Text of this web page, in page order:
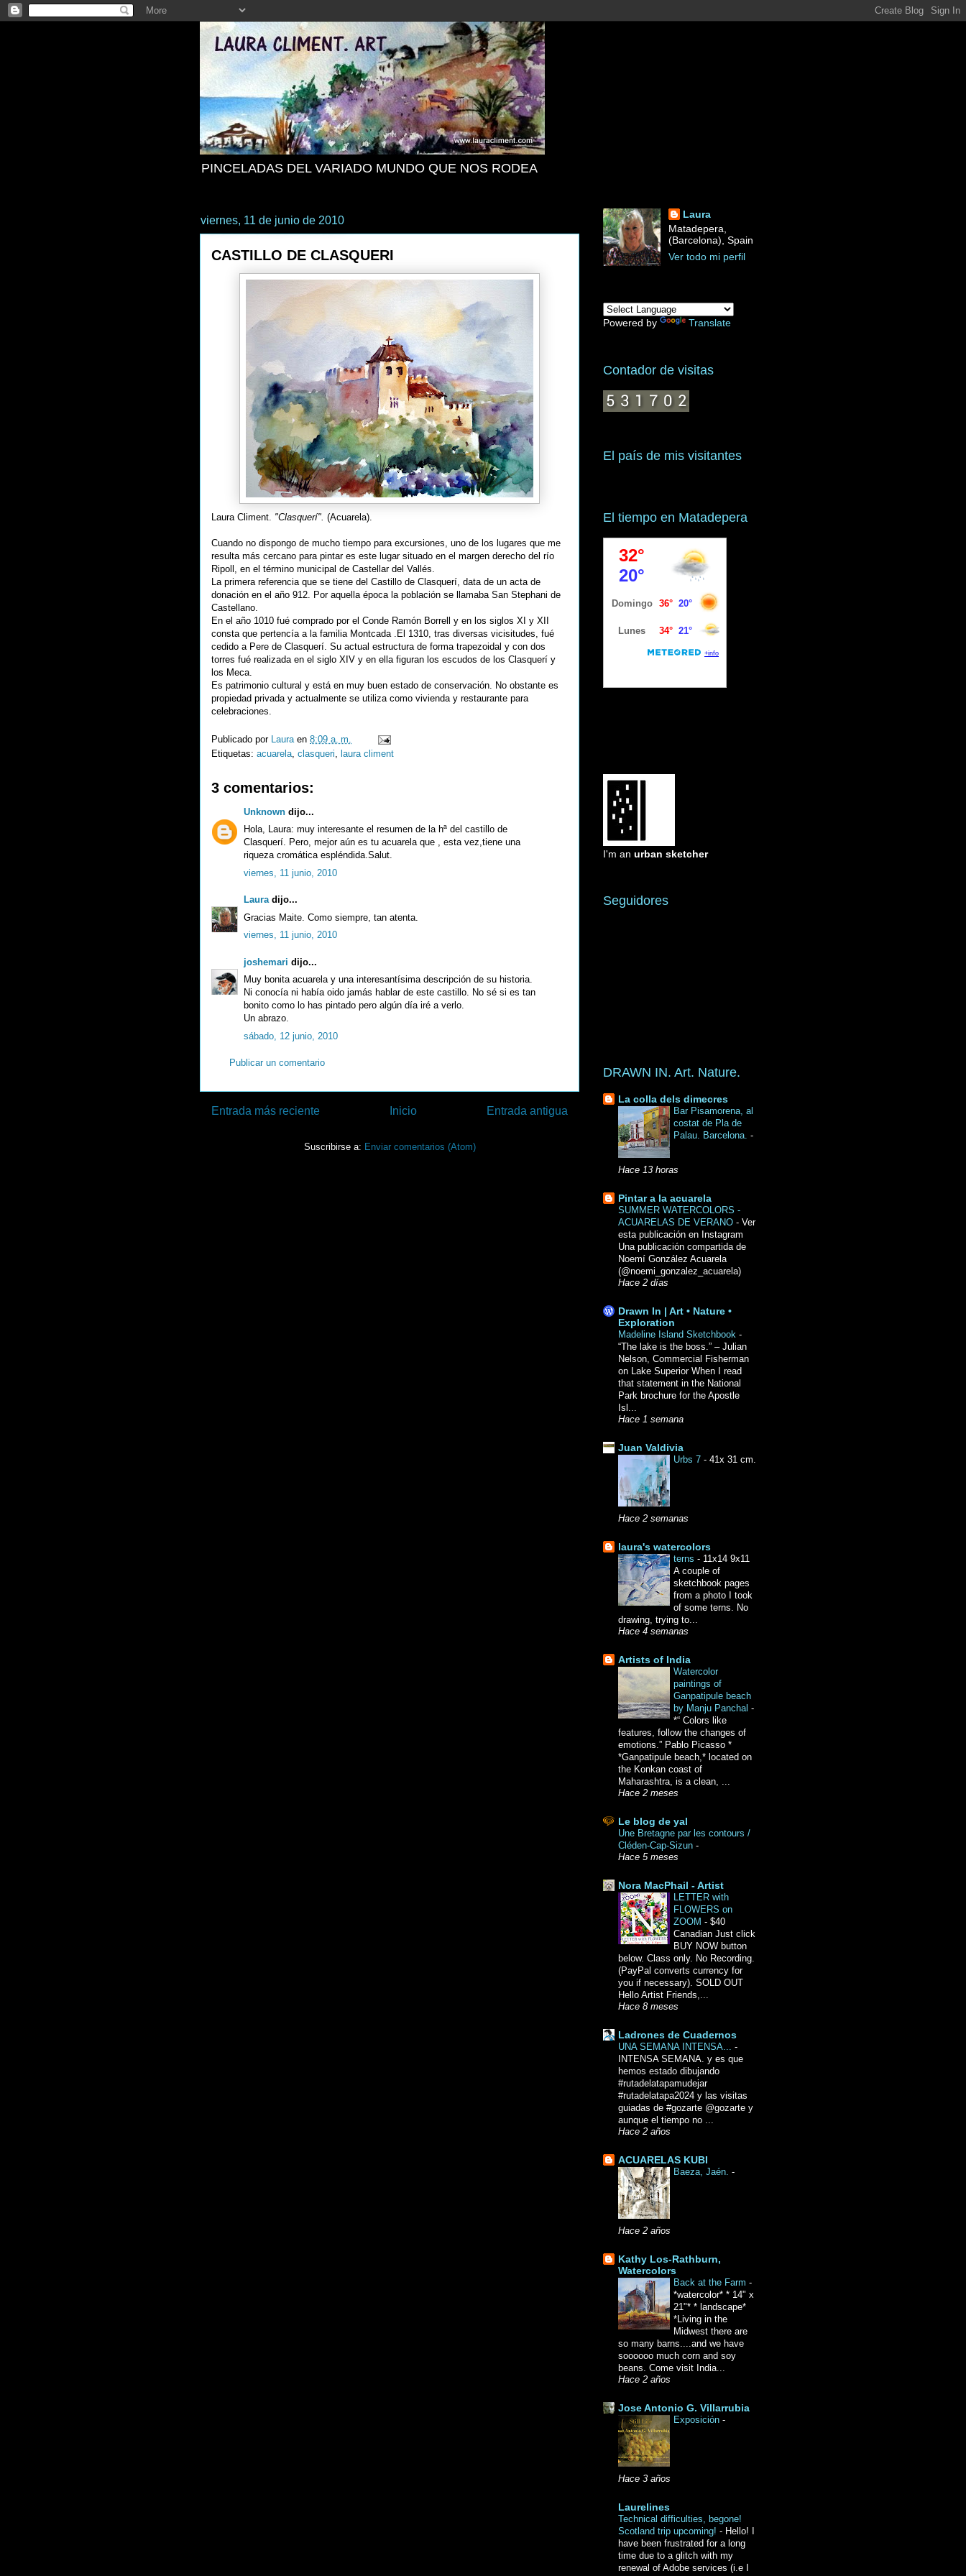
PINCELADAS DEL VARIADO MUNDO QUE NOS RODEA
viernes, 11 de junio de 2010
CASTILLO DE CLASQUERI
Laura Climent. "Clasquerí". (Acuarela).
Cuando no dispongo de mucho tiempo para excursiones, uno de los lugares que me
resulta más cercano para pintar es este lugar situado en el margen derecho del río
Ripoll, en el término municipal de Castellar del Vallés.
La primera referencia que se tiene del Castillo de Clasquerí, data de un acta de
donación en el año 912. Por aquella época la población se llamaba San Stephani de
Castellano.
En el año 1010 fué comprado por el Conde Ramón Borrell y en los siglos XI y XII
consta que pertencía a la familia Montcada .El 1310, tras diversas vicisitudes, fué
cedido a Pere de Clasquerí. Su actual estructura de forma trapezoidal y con dos
torres fué realizada en el siglo XIV y en ella figuran los escudos de los Clasquerí y
los Meca.
Es patrimonio cultural y está en muy buen estado de conservación. No obstante es
propiedad privada y actualmente se utiliza como vivienda y restaurante para
celebraciones.
Publicado por Laura en 8:09 a. m.
Etiquetas: acuarela clasqueri laura climent
3 comentarios:
Unknown dijo...
Hola, Laura: muy interesante el resumen de la hª del castillo de
Clasquerí. Pero, mejor aún es tu acuarela que , esta vez,tiene una
riqueza cromática espléndida.Salut.
viernes, 11 junio, 2010
Lauradijo...
Gracias Maite. Como siempre, tan atenta.
viernes, 11 junio, 2010
joshemari dijo...
Muy bonita acuarela y una interesantísima descripción de su historia.
Ni conocía ni había oido jamás hablar de este castillo. No sé si es tan
bonito como lo has pintado pero algún día iré a verlo.
Un abrazo.
sábado, 12 junio, 2010
Publicar un comentario
Entrada más reciente Entrada antigua
Inicio
Suscribirse a: Enviar comentarios (Atom)
Laura
Matadepera,
(Barcelona), Spain
Ver todo mi perfil
Powered by Translate
Contador de visitas
El país de mis visitantes
El tiempo en Matadepera
I'm an urban sketcher
Seguidores
DRAWN IN. Art. Nature.
La colla dels dimecres
Bar Pisamorena, al
costat de Pla de
Palau. Barcelona. -
Hace 13 horas
Pintar a la acuarela
SUMMER WATERCOLORS -
ACUARELAS DE VERANO - Ver
esta publicación en Instagram
Una publicación compartida de
Noemí González Acuarela
(@noemi_gonzalez_acuarela)
Hace 2 días
Drawn In | Art • Nature •
Exploration
Madeline Island Sketchbook -
“The lake is the boss.” – Julian
Nelson, Commercial Fisherman
on Lake Superior When I read
that statement in the National
Park brochure for the Apostle
Isl...
Hace 1 semana
Juan Valdivia
Urbs 7 - 41x 31 cm.
Hace 2 semanas
laura's watercolors
terns - 11x14 9x11
A couple of
sketchbook pages
from a photo I took
of some terns. No
drawing, trying to...
Hace 4 semanas
Artists of India
Watercolor
paintings of
Ganpatipule beach
by Manju Panchal -
*“ Colors like
features, follow the changes of
emotions.” Pablo Picasso *
*Ganpatipule beach,* located on
the Konkan coast of
Maharashtra, is a clean, ...
Hace 2 meses
Le blog de yal
Une Bretagne par les contours /
Cléden-Cap-Sizun -
Hace 5 meses
Nora MacPhail - Artist
LETTER with
FLOWERS on
ZOOM - $40
Canadian Just click
BUY NOW button
below. Class only. No Recording.
(PayPal converts currency for
you if necessary). SOLD OUT
Hello Artist Friends,...
Hace 8 meses
Ladrones de Cuadernos
UNA SEMANA INTENSA... -
INTENSA SEMANA. y es que
hemos estado dibujando
#rutadelatapamudejar
#rutadelatapa2024 y las visitas
guiadas de #gozarte @gozarte y
aunque el tiempo no ...
Hace 2 años
ACUARELAS KUBI
Baeza, Jaén. -
Hace 2 años
Kathy Los-Rathburn,
Watercolors
Back at the Farm -
*watercolor* * 14" x
21"* * landscape*
*Living in the
Midwest there are
so many barns....and we have
soooooo much corn and soy
beans. Come visit India...
Hace 2 años
Jose Antonio G. Villarrubia
Exposición -
Hace 3 años
Laurelines
Technical difficulties, begone!
Scotland trip upcoming! - Hello! I
have been frustrated for a long
time due to a glitch with my
renewal of Adobe services (i.e I